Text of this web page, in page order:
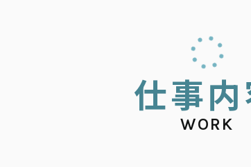
仕事内
WORK